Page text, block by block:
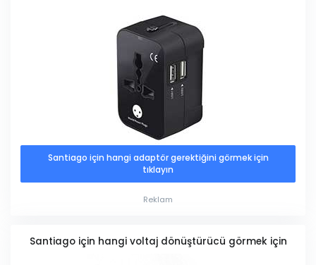
Santiago için hangi adaptör gerektiğini görmek için
tıklayın
Reklam
Santiago için hangi voltaj dönüştürücü görmek için